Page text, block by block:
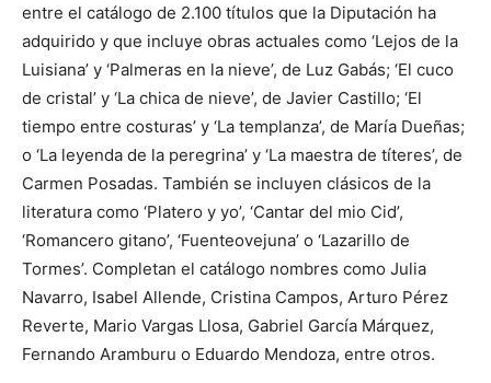
entre el catálogo de 2.100 títulos que la Diputación ha
adquirido y que incluye obras actuales como ‘Lejos de la
Luisiana’ y ‘Palmeras en la nieve’, de Luz Gabás; ‘El cuco
de cristal’ y ‘La chica de nieve’, de Javier Castillo; ‘El
tiempo entre costuras’ y ‘La templanza’, de María Dueñas;
o ‘La leyenda de la peregrina’ y ‘La maestra de títeres’, de
Carmen Posadas. También se incluyen clásicos de la
literatura como ‘Platero y yo’, ‘Cantar del mio Cid’,
‘Romancero gitano’, ‘Fuenteovejuna’ o ‘Lazarillo de
Tormes’. Completan el catálogo nombres como Julia
Navarro, Isabel Allende, Cristina Campos, Arturo Pérez
Reverte, Mario Vargas Llosa, Gabriel García Márquez,
Fernando Aramburu o Eduardo Mendoza, entre otros.